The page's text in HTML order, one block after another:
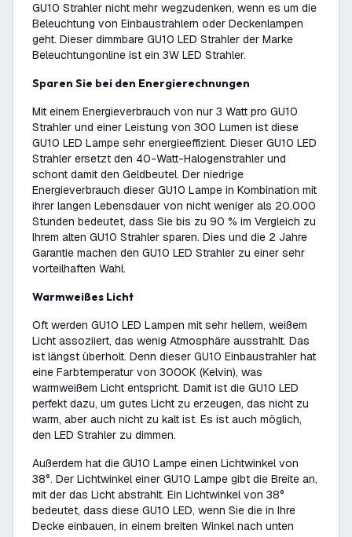
GU10 Strahler nicht mehr wegzudenken, wenn es um die
Beleuchtung von Einbaustrahlern oder Deckenlampen
geht. Dieser dimmbare GU10 LED Strahler der Marke
Beleuchtungonline ist ein 3W LED Strahler.
Sparen Sie bei den Energierechnungen
Mit einem Energieverbrauch von nur 3 Watt pro GU10
Strahler und einer Leistung von 300 Lumen ist diese
GU10 LED Lampe sehr energieeffizient. Dieser GU10 LED
Strahler ersetzt den 40-Watt-Halogenstrahler und
schont damit den Geldbeutel. Der niedrige
Energieverbrauch dieser GU10 Lampe in Kombination mit
ihrer langen Lebensdauer von nicht weniger als 20.000
Stunden bedeutet, dass Sie bis zu 90 % im Vergleich zu
Ihrem alten GU10 Strahler sparen. Dies und die 2 Jahre
Garantie machen den GU10 LED Strahler zu einer sehr
vorteilhaften Wahl.
Warmweißes Licht
Oft werden GU10 LED Lampen mit sehr hellem, weißem
Licht assoziiert, das wenig Atmosphäre ausstrahlt. Das
ist längst überholt. Denn dieser GU10 Einbaustrahler hat
eine Farbtemperatur von 3000K (Kelvin), was
warmweißem Licht entspricht. Damit ist die GU10 LED
perfekt dazu, um gutes Licht zu erzeugen, das nicht zu
warm, aber auch nicht zu kalt ist. Es ist auch möglich,
den LED Strahler zu dimmen.
Außerdem hat die GU10 Lampe einen Lichtwinkel von
38°. Der Lichtwinkel einer GU10 Lampe gibt die Breite an,
mit der das Licht abstrahlt. Ein Lichtwinkel von 38°
bedeutet, dass diese GU10 LED, wenn Sie die in Ihre
Decke einbauen, in einem breiten Winkel nach unten